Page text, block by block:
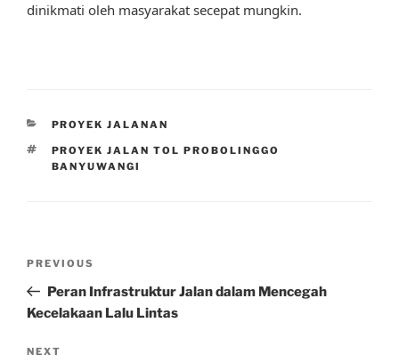
dinikmati oleh masyarakat secepat mungkin.
CATEGORIES
PROYEK JALANAN
TAGS
PROYEK JALAN TOL PROBOLINGGO
BANYUWANGI
Previous
Post
PREVIOUS
Peran Infrastruktur Jalan dalam Mencegah
Kecelakaan Lalu Lintas
Next
NEXT